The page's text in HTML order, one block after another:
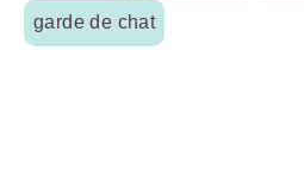
garde de chat